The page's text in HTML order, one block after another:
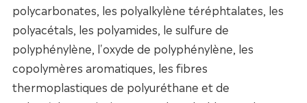
polycarbonates, les polyalkylène téréphtalates, les
polyacétals, les polyamides, le sulfure de
polyphénylène, l'oxyde de polyphénylène, les
copolymères aromatiques, les fibres
thermoplastiques de polyuréthane et de